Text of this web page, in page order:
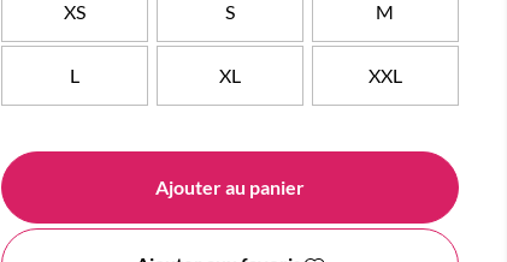
XS S M
L XL XXL
Ajouter au panier